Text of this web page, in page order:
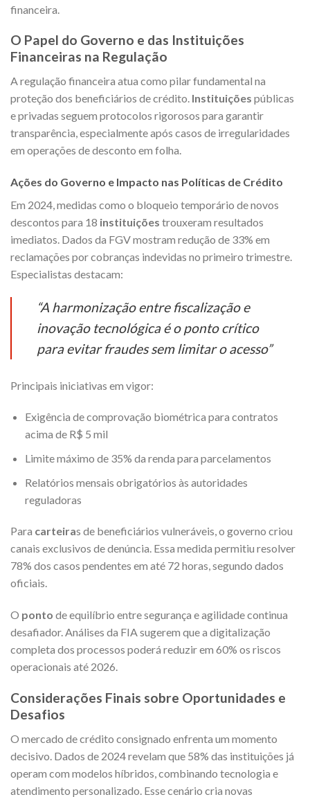
financeira.
O Papel do Governo e das Instituições
Financeiras na Regulação
A regulação financeira atua como pilar fundamental na
proteção dos beneficiários de crédito. Instituições públicas
e privadas seguem protocolos rigorosos para garantir
transparência, especialmente após casos de irregularidades
em operações de desconto em folha.
Ações do Governo e Impacto nas Políticas de Crédito
Em 2024, medidas como o bloqueio temporário de novos
descontos para 18 instituições trouxeram resultados
imediatos. Dados da FGV mostram redução de 33% em
reclamações por cobranças indevidas no primeiro trimestre.
Especialistas destacam:
“A harmonização entre fiscalização e
inovação tecnológica é o ponto crítico
para evitar fraudes sem limitar o acesso”
Principais iniciativas em vigor:
Exigência de comprovação biométrica para contratos
acima de R$ 5 mil
Limite máximo de 35% da renda para parcelamentos
Relatórios mensais obrigatórios às autoridades
reguladoras
Para carteiras de beneficiários vulneráveis, o governo criou
canais exclusivos de denúncia. Essa medida permitiu resolver
78% dos casos pendentes em até 72 horas, segundo dados
oficiais.
O ponto de equilíbrio entre segurança e agilidade continua
desafiador. Análises da FIA sugerem que a digitalização
completa dos processos poderá reduzir em 60% os riscos
operacionais até 2026.
Considerações Finais sobre Oportunidades e
Desafios
O mercado de crédito consignado enfrenta um momento
decisivo. Dados de 2024 revelam que 58% das instituições já
operam com modelos híbridos, combinando tecnologia e
atendimento personalizado. Esse cenário cria novas